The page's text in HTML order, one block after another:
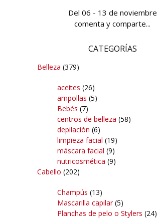
Del 06 - 13 de noviembre
comenta y comparte...
CATEGORÍAS
Belleza (379)
aceites (26)
ampollas (5)
Bebés (7)
centros de belleza (58)
depilación (6)
limpieza facial (19)
máscara facial (9)
nutricosmética (9)
Cabello (202)
Champús (13)
Mascarilla capilar(5)
Planchas de pelo o Stylers (24)